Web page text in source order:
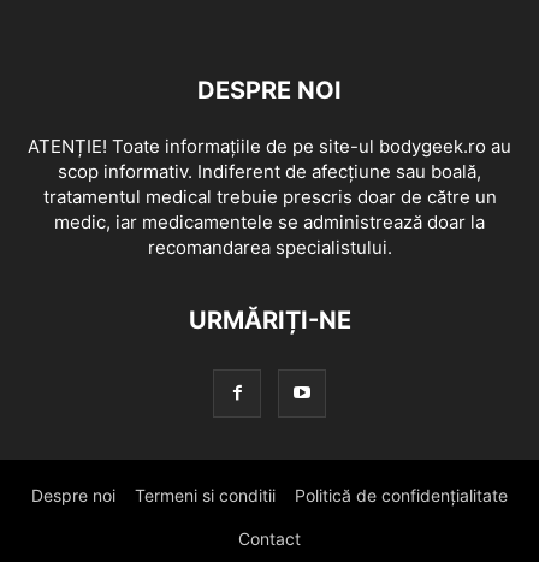
DESPRE NOI
ATENȚIE! Toate informațiile de pe site-ul bodygeek.ro au
scop informativ. Indiferent de afecțiune sau boală,
tratamentul medical trebuie prescris doar de către un
medic, iar medicamentele se administrează doar la
recomandarea specialistului.
URMĂRIȚI-NE
Despre noi Termeni si conditii Politică de confidențialitate
Contact